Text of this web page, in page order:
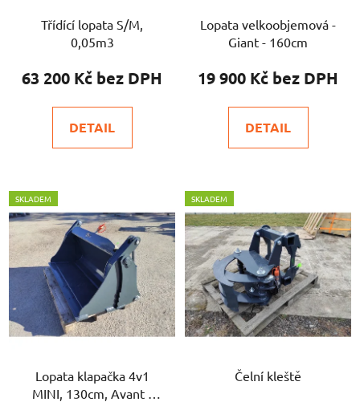
Třídící lopata S/M,
0,05m3
63 200 Kč
DETAIL
Lopata velkoobjemová -
Giant - 160cm
19 900 Kč
DETAIL
SKLADEM
Lopata klapačka 4v1
MINI, 130cm, Avant /
SKLADEM
Čelní kleště